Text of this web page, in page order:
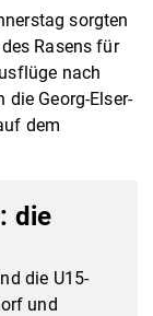
sorgten
Rasens für
nach
Georg-Elser-
dem
die
die U15-
und